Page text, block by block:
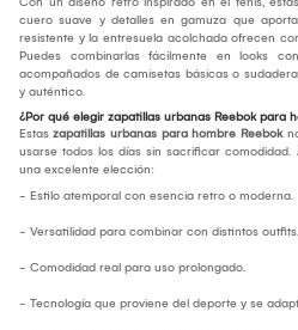
cuero suave y detalles en gamuza que
resistente y la entresuela acolchada ofrecen
Puedes combinarlas fácilmente en looks
acompañados de camisetas básicas o
y auténtico.
¿Por qué elegir zapatillas urbanas Reebok para
Estas zapatillas urbanas para hombre Reebok
usarse todos los días sin sacrificar
una excelente elección:
- Estilo atemporal con esencia retro o moderna.
- Versatilidad para combinar con distintos outfits.
- Comodidad real para uso prolongado.
- Tecnología que proviene del deporte y se